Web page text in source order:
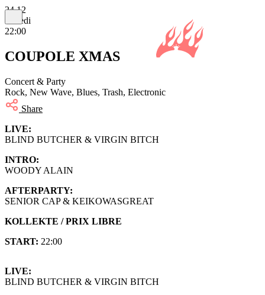
24.12
samedi
22:00
COUPOLE XMAS
Concert & Party
Rock, New Wave, Blues, Trash, Electronic
Share
LIVE:
BLIND BUTCHER & VIRGIN BITCH
INTRO:
WOODY ALAIN
AFTERPARTY:
SENIOR CAP & KEIKOWASGREAT
KOLLEKTE / PRIX LIBRE
START: 22:00
LIVE:
BLIND BUTCHER & VIRGIN BITCH